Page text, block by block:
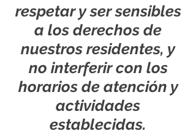
respetar y ser sensibles
a los derechos de
nuestros residentes, y
no interferir con los
horarios de atención y
actividades
establecidas.